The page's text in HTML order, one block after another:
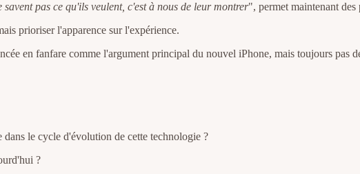
savent pas ce qu'ils veulent, c'est à nous de leur montrer", permet maintenant des
prioriser l'apparence sur l'expérience.
en fanfare comme l'argument principal du nouvel iPhone, mais toujours pas
le cycle d'évolution de cette technologie ?
?